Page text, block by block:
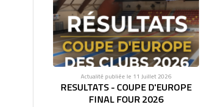
Actualité publiée le 11 Juillet 2026
RESULTATS - COUPE D'EUROPE
FINAL FOUR 2026